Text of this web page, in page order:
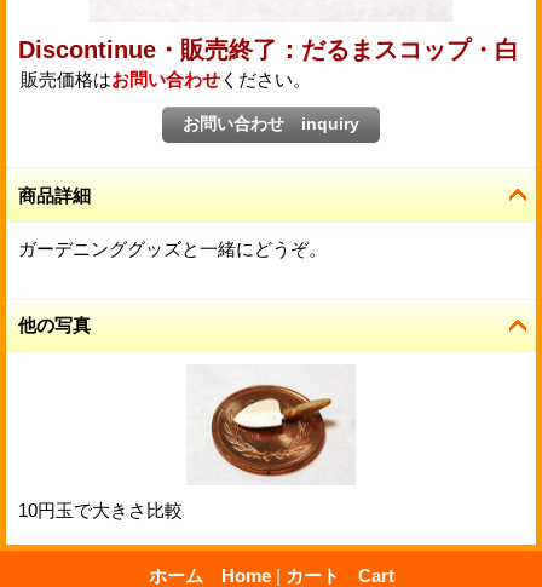
Discontinue・販売終了：だるまスコップ・白
販売価格はお問い合わせ ください。
商品詳細
ガーデニンググッズと一緒にどうぞ。
他の写真
10円玉で大きさ比較
ホーム Home | カート Cart